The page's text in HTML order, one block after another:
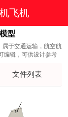
飞机
型
属于交通运输，航空航
编辑，可供设计参考
文件列表